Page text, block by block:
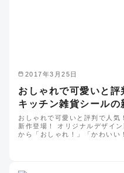
2017年3月25日
おしゃれで可愛いと
キッチン雑貨シールの
おしゃれで可愛いと評判で人気
新作登場！ オリジナルデザイ
から「おしゃれ！」「かわい